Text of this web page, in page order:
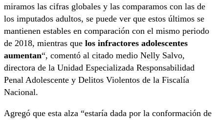
miramos las cifras globales y las comparamos con las de
los imputados adultos, se puede ver que estos últimos se
mantienen estables en comparación con el mismo periodo
de 2018, mientras que los infractores adolescentes
aumentan“, comentó al citado medio Nelly Salvo,
directora de la Unidad Especializada Responsabilidad
Penal Adolescente y Delitos Violentos de la Fiscalía
Nacional.
Agregó que esta alza “estaría dada por la conformación de